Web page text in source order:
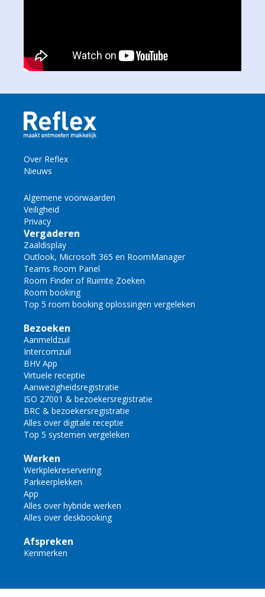
Over Reflex
Nieuws
Algemene voorwaarden
Veiligheid
Privacy
Vergaderen
Zaaldisplay
Outlook, Microsoft 365 en RoomManager
Teams Room Panel
Room Finder of Ruimte Zoeken
Room booking
Top 5 room booking oplossingen vergeleken
Bezoeken
Aanmeldzuil
Intercomzuil
BHV App
Virtuele receptie
Aanwezigheidsregistratie
ISO 27001 & bezoekersregistratie
BRC & bezoekersregistratie
Alles over digitale receptie
Top 5 systemen vergeleken
Werken
Werkplekreservering
Parkeerplekken
App
Alles over hybride werken
Alles over deskbooking
Afspreken
Kenmerken